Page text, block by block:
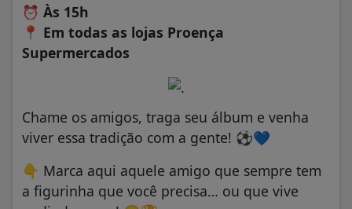
⏰ Às 15h
📍 Em todas as lojas Proença
Supermercados
Chame os amigos, traga seu álbum e venha
viver essa tradição com a gente! ⚽💙
👇 Marca aqui aquele amigo que sempre tem
a figurinha que você precisa… ou que vive